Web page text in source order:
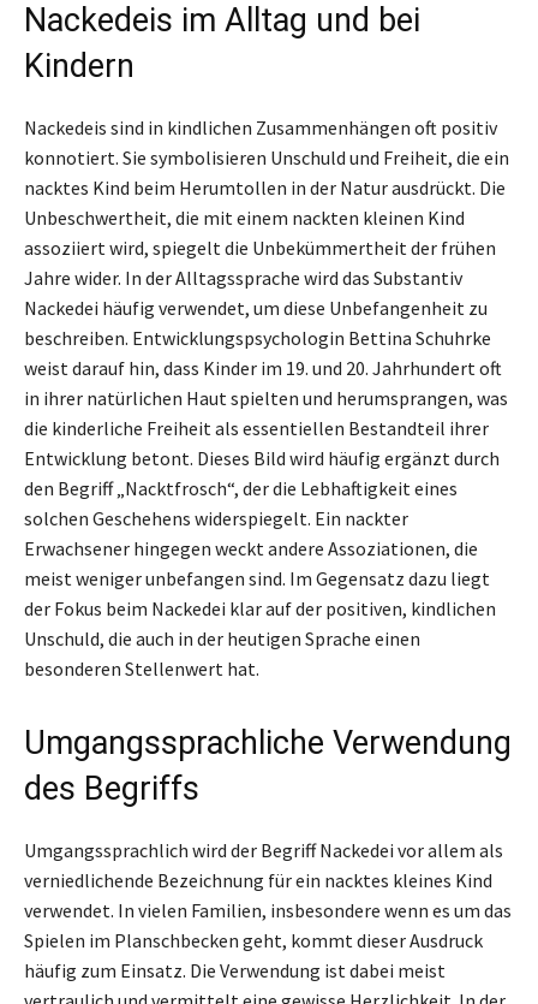
Nackedeis im Alltag und bei
Kindern
Nackedeis sind in kindlichen Zusammenhängen oft positiv
konnotiert. Sie symbolisieren Unschuld und Freiheit, die ein
nacktes Kind beim Herumtollen in der Natur ausdrückt. Die
Unbeschwertheit, die mit einem nackten kleinen Kind
assoziiert wird, spiegelt die Unbekümmertheit der frühen
Jahre wider. In der Alltagssprache wird das Substantiv
Nackedei häufig verwendet, um diese Unbefangenheit zu
beschreiben. Entwicklungspsychologin Bettina Schuhrke
weist darauf hin, dass Kinder im 19. und 20. Jahrhundert oft
in ihrer natürlichen Haut spielten und herumsprangen, was
die kinderliche Freiheit als essentiellen Bestandteil ihrer
Entwicklung betont. Dieses Bild wird häufig ergänzt durch
den Begriff „Nacktfrosch“, der die Lebhaftigkeit eines
solchen Geschehens widerspiegelt. Ein nackter
Erwachsener hingegen weckt andere Assoziationen, die
meist weniger unbefangen sind. Im Gegensatz dazu liegt
der Fokus beim Nackedei klar auf der positiven, kindlichen
Unschuld, die auch in der heutigen Sprache einen
besonderen Stellenwert hat.
Umgangssprachliche Verwendung
des Begriffs
Umgangssprachlich wird der Begriff Nackedei vor allem als
verniedlichende Bezeichnung für ein nacktes kleines Kind
verwendet. In vielen Familien, insbesondere wenn es um das
Spielen im Planschbecken geht, kommt dieser Ausdruck
häufig zum Einsatz. Die Verwendung ist dabei meist